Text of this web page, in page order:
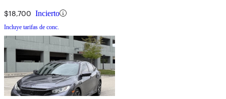
$18,700 Incierto
Incluye tarifas de conc.